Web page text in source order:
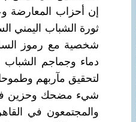
إن أحزاب
ثورة الشباب اليمني
شخصية مع رموز
دماء وجماجم الشباب
لتحقيق مآربهم
شيء مضحك وحزين
والمجتمعون في